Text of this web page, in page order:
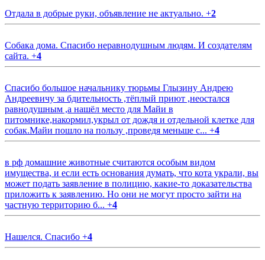
Отдала в добрые руки, объявление не актуально. +2
Собака дома. Спасибо неравнодушным людям. И создателям
сайта. +4
Спасибо большое начальнику тюрьмы Глызину Андрею
Андреевичу за бдительность ,тёплый приют ,неостался
равнодушным ,а нашёл место для Майи в
питомнике,накормил,укрыл от дождя и отдельной клетке для
собак.Майи пошло на пользу ,проведя меньше с... +4
в рф домашние животные считаются особым видом
имущества, и если есть основания думать, что кота украли, вы
может подать заявление в полицию, какие-то доказательства
приложить к заявлению. Но они не могут просто зайти на
частную территорию б... +4
Нашелся. Спасибо +4